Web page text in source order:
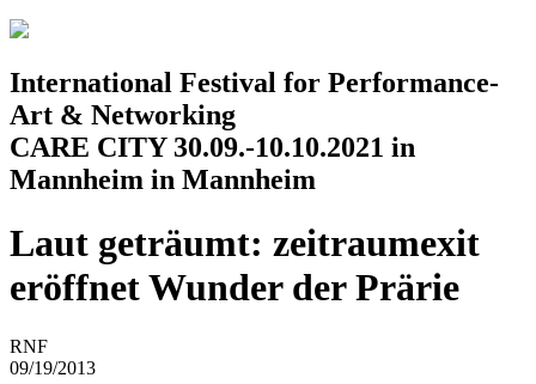
Jump to navigation
International Festival for Performance-
Art & Networking
CARE CITY 30.09.-10.10.2021 in
Mannheim in Mannheim
Laut geträumt: zeitraumexit
eröffnet Wunder der Prärie
RNF
09/19/2013